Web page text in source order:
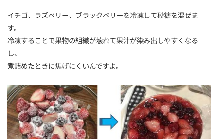
イチゴ、ラズベリー、ブラックベリーを冷凍して砂糖を混ぜま
す。
冷凍することで果物の組織が壊れて果汁が染み出しやすくなる
し、
煮詰めたときに焦げにくいんですよ。